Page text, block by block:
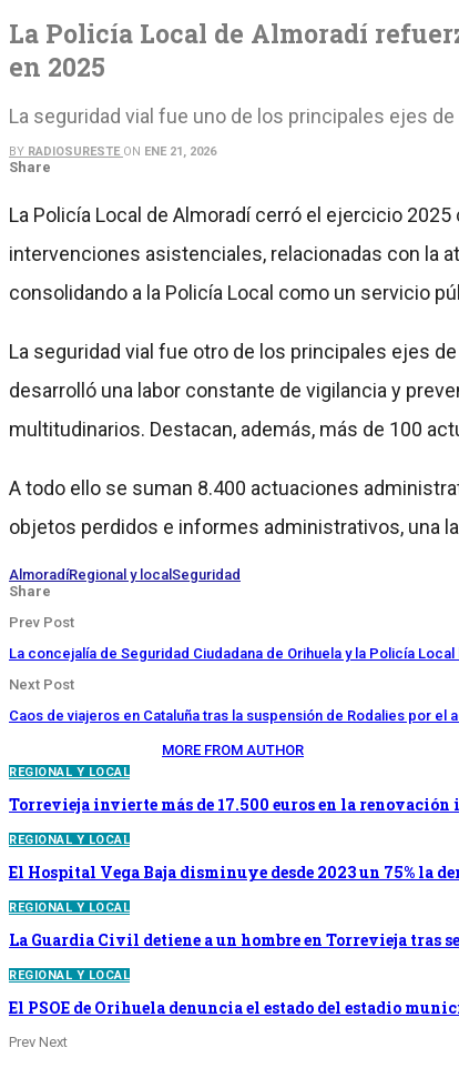
La Policía Local de Almoradí
en 2025
La seguridad vial fue uno de los principales ejes
BY RADIOSURESTE ON ENE 21, 2026
Share
La Policía Local de Almoradí cerró el ejercicio
intervenciones asistenciales, relacionadas con la
consolidando a la Policía Local como un servicio
La seguridad vial fue otro de los principales ejes
desarrolló una labor constante de vigilancia y
multitudinarios. Destacan, además, más de 100
A todo ello se suman 8.400 actuaciones
objetos perdidos e informes administrativos, una
AlmoradíRegional y local Seguridad
Share
Prev Post
La concejalía de Seguridad Ciudadana de Orihuela y la Policía
Next Post
Caos de viajeros en Cataluña tras la suspensión de Rodalies por el
MORE FROM AUTHOR
REGIONAL Y LOCAL
Torrevieja invierte más de 17.500 euros en la renovación
REGIONAL Y LOCAL
El Hospital Vega Baja disminuye desde 2023 un 75% la
REGIONAL Y LOCAL
La Guardia Civil detiene a un hombre en Torrevieja tras
REGIONAL Y LOCAL
El PSOE de Orihuela denuncia el estado del estadio
Prev Next